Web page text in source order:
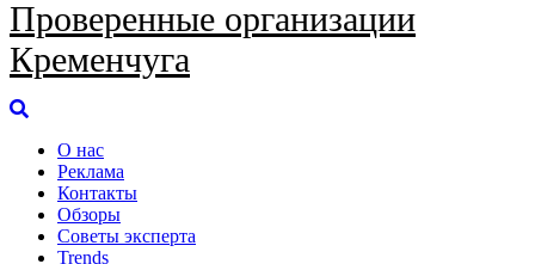
Проверенные организации
Кременчуга
О нас
Реклама
Контакты
Обзоры
Советы эксперта
Trends